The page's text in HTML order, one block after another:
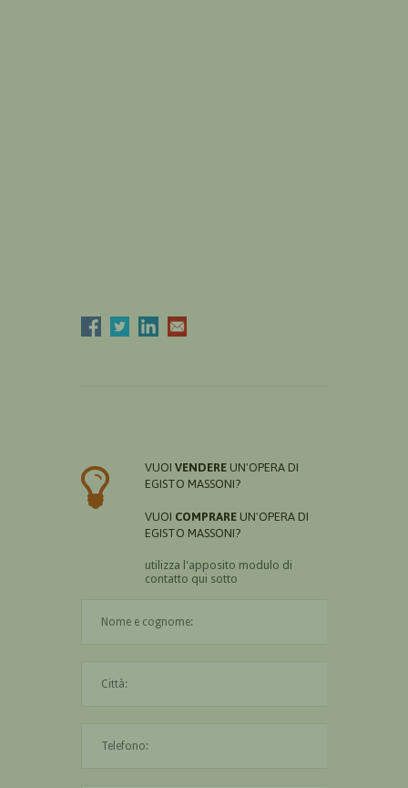
VUOI VENDERE UN'OPERA DI
EGISTO MASSONI?
VUOI COMPRARE UN'OPERA DI
EGISTO MASSONI?
utilizza l'apposito modulo di
contatto qui sotto